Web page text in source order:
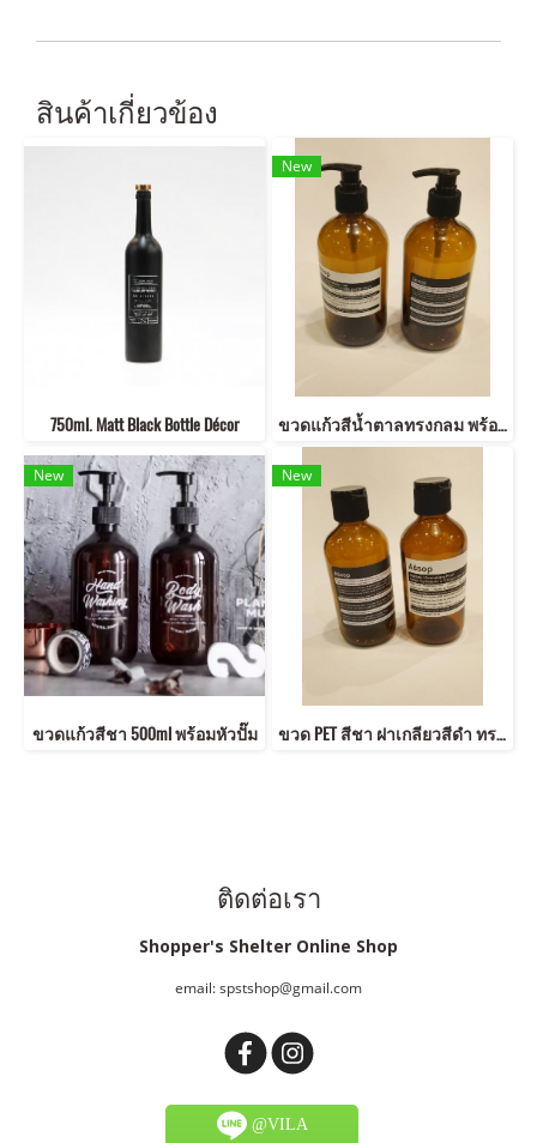
สินค้าเกี่ยวข้อง
750ml. Matt Black Bottle Décor
New
ขวดแก้วสีน้ำตาลทรงกลม พร้อมหัวปั๊มกด 500ml
New
ขวดแก้วสีชา 500ml พร้อมหัวปั๊ม
New
ขวด PET สีชา ฝาเกลียวสีดำ ทรงกลม ฉลากมินิมอล
ติดต่อเรา
Shopper's Shelter Online Shop
email: spstshop@gmail.com
@VILA